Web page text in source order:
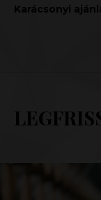
Karácsonyi